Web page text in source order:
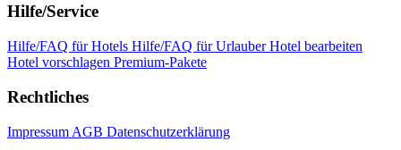
Hilfe/Service
Hilfe/FAQ für Hotels Hilfe/FAQ für UrlauberHotel bearbeiten
Hotel vorschlagen Premium-Pakete
Rechtliches
Impressum AGB Datenschutzerklärung